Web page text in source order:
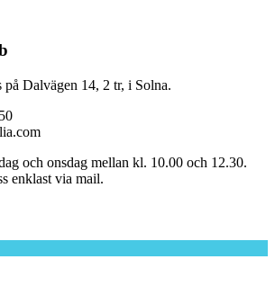
Dalvägen 14, 2 tr, i Solna.
och onsdag mellan kl. 10.00 och 12.30.
enklast via mail.